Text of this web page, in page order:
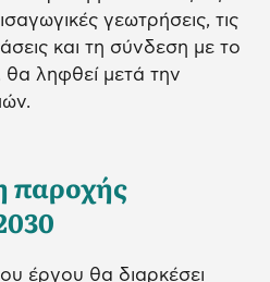
γεωτρήσεις, τις
και τη σύνδεση με το
θα ληφθεί μετά την
παροχής
έργου θα διαρκέσει